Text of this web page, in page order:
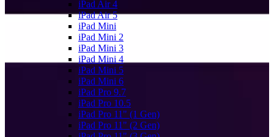
iPad Air 4
iPad Air 5
iPad Mini
iPad Mini 2
iPad Mini 3
iPad Mini 4
iPad Mini 5
iPad Mini 6
iPad Pro 9.7
iPad Pro 10.5
iPad Pro 11" (1 Gen)
iPad Pro 11" (2 Gen)